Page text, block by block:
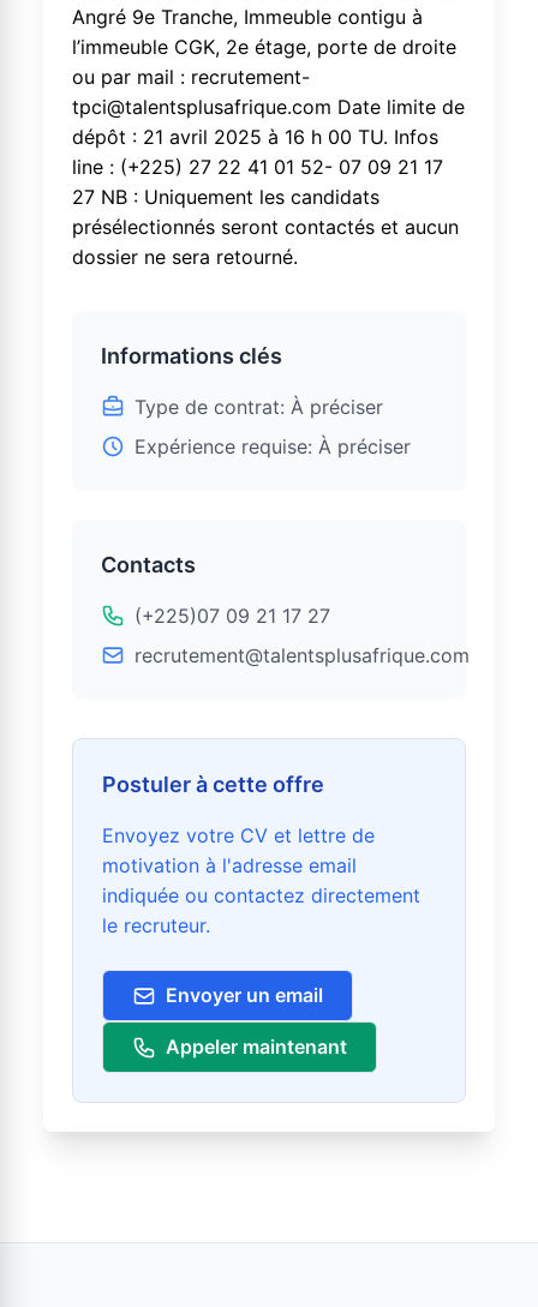
Angré 9e Tranche, Immeuble contigu à
l’immeuble CGK, 2e étage, porte de droite
ou par mail : recrutement-
tpci@talentsplusafrique.com Date limite de
dépôt : 21 avril 2025 à 16 h 00 TU. Infos
line : (+225) 27 22 41 01 52- 07 09 21 17
27 NB : Uniquement les candidats
présélectionnés seront contactés et aucun
dossier ne sera retourné.
Informations clés
Type de contrat: À préciser
Expérience requise: À préciser
Contacts
(+225)07 09 21 17 27
recrutement@talentsplusafrique.com
Postuler à cette offre
Envoyez votre CV et lettre de
motivation à l'adresse email
indiquée ou contactez directement
le recruteur.
Envoyer un email
Appeler maintenant